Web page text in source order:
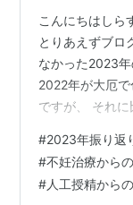
こんにちはしら
とりあえずブロ
なかった2023年
2022年が大厄
ですが、 それ
ーぅ！ 2023年1
月 2023年7月〜
月 2023年1月〜
#2023年振り返
#不妊治療から
#人工授精から